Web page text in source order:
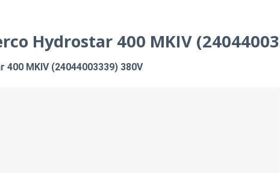
Hydrostar 400 MKIV
MKIV (24044003339) 380V